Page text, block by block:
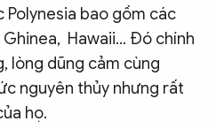
Polynesia bao gồm các
Ghinea, Hawaii… Đó chính
lòng dũng cảm cùng
nguyên thủy nhưng rất
họ.